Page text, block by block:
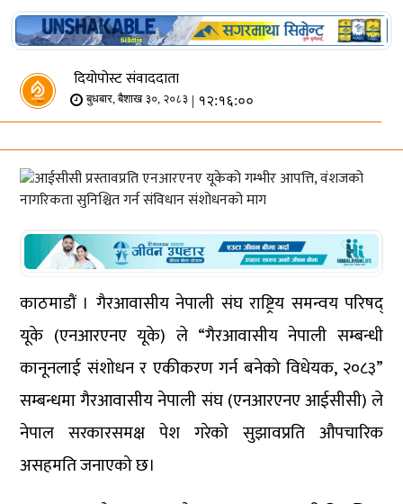
दियोपोस्ट संवाददाता
बुधबार, बैशाख ३०, २०८३ | १२:१६:००
काठमाडौं । गैरआवासीय नेपाली संघ राष्ट्रिय समन्वय परिषद्
यूके (एनआरएनए यूके) ले “गैरआवासीय नेपाली सम्बन्धी
कानूनलाई संशोधन र एकीकरण गर्न बनेको विधेयक, २०८३”
सम्बन्धमा गैरआवासीय नेपाली संघ (एनआरएनए आईसीसी) ले
नेपाल सरकारसमक्ष पेश गरेको सुझावप्रति औपचारिक
असहमति जनाएको छ।